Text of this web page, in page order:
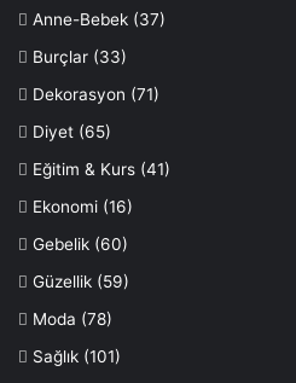
Anne-Bebek (37)
Burçlar (33)
Dekorasyon (71)
Diyet (65)
Eğitim & Kurs (41)
Ekonomi (16)
Gebelik (60)
Güzellik (59)
Moda (78)
Sağlık (101)